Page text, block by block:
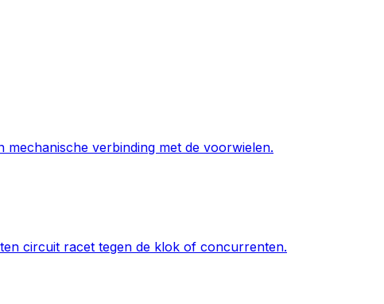
verbinding met de voorwielen.
circuit racet tegen de klok of concurrenten.